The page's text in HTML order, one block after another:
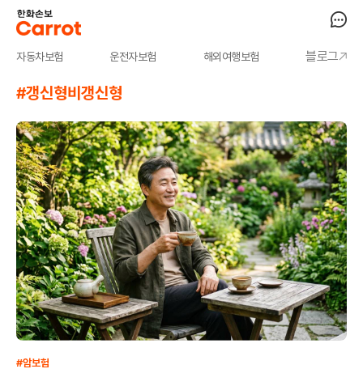
자동차보험 운전자보험 해외여행보험 블로그
#갱신형비갱신형
#암보험